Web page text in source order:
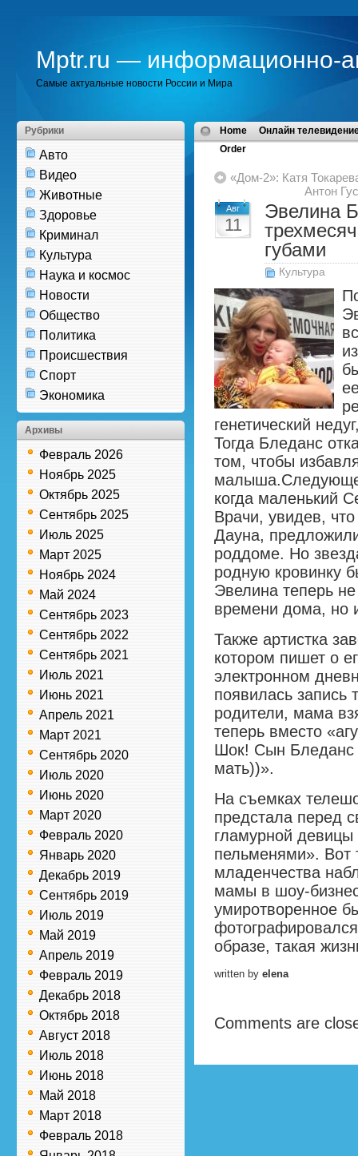
Mptr.ru — информационно-
Самые актуальные новости России и Мира
Рубрики
Авто
Видео
Животные
Здоровье
Криминал
Культура
Наука и космос
Новости
Общество
Политика
Происшествия
Спорт
Экономика
Архивы
Февраль 2026
Ноябрь 2025
Октябрь 2025
Сентябрь 2025
Июль 2025
Март 2025
Ноябрь 2024
Май 2024
Сентябрь 2023
Сентябрь 2022
Сентябрь 2021
Июль 2021
Июнь 2021
Апрель 2021
Март 2021
Сентябрь 2020
Июль 2020
Июнь 2020
Март 2020
Февраль 2020
Январь 2020
Декабрь 2019
Сентябрь 2019
Июль 2019
Май 2019
Апрель 2019
Февраль 2019
Декабрь 2018
Октябрь 2018
Август 2018
Июль 2018
Июнь 2018
Май 2018
Март 2018
Февраль 2018
Home
Онлайн
Order
«Дом-2»: Катя
Антон
Авг
11
Эвелина
губами
Культура
генетический
Тогда Бледанс
том, чтобы
малыша.
когда маленький
Врачи, увидев,
Дауна,
роддоме. Но
родную кровинку
Эвелина теперь
времени дома, но
Также артистка
котором пишет о
электронном
появилась запись
родители, мама
теперь вместо
Шок! Сын Бледанс
мать))».
На съемках
предстала перед
гламурной
пельменями». Вот
младенчества
мамы в шоу-
умиротворенное
образе, такая
written by elena
Comments are